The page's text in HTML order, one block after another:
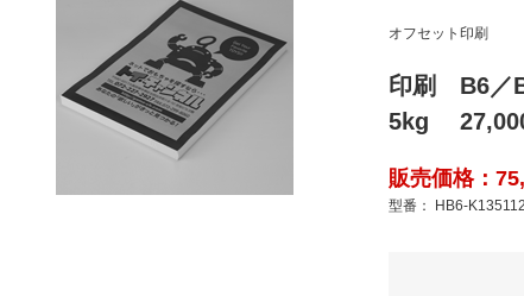
オフセット印刷
印刷 B6／
5kg
販売価格：
型番： HB6-